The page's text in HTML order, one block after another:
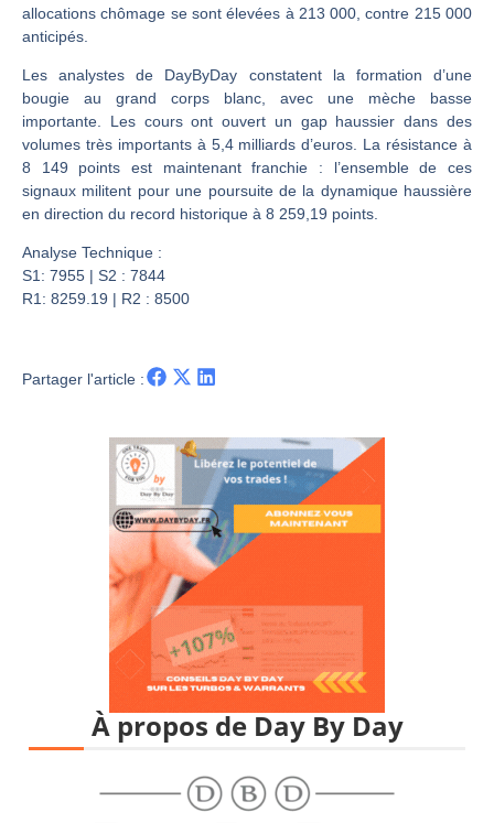
EUR/USD : Une réunion à priori sans saveur | Philippe Lhermie – Flash Forex
La France, maillon faible de l’Europe ! | Jean-Louis Cussac – Chrono CAC
Pourquoi 6 guerres explosent en même temps cette semaine | par Louis-Antoine Michelet
Les investisseurs y croient toujours | Point Stratégique Hebdomadaire – Éric Galiègue
Une inertie haussière qui ralentit | Antoine Quesada – Chrono CAC
allocations chômage se sont élevées à 213 000, contre 215 000
anticipés.
Les analystes de DayByDay constatent la formation d’une
bougie au grand corps blanc, avec une mèche basse
importante. Les cours ont ouvert un gap haussier dans des
volumes très importants à 5,4 milliards d’euros. La résistance à
8 149 points est maintenant franchie : l’ensemble de ces
signaux militent pour une poursuite de la dynamique haussière
en direction du record historique à 8 259,19 points.
Analyse Technique :
S1: 7955 | S2 : 7844
R1: 8259.19 | R2 : 8500
Partager l'article :
À propos de Day By Day